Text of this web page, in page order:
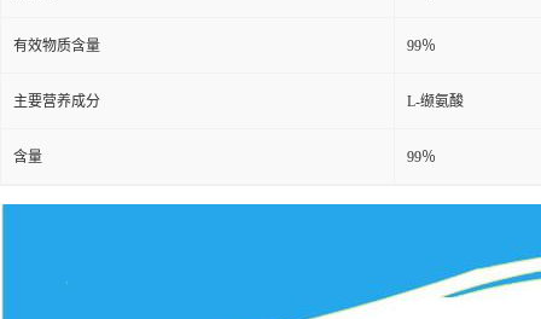
有效物质含量 99％
主要营养成分 L-缬氨酸
含量 99％